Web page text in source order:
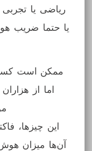
ریاضی یا
یا حتما ضریب
ممکن است کسی
اما از
این‌ چیزها،
آن‌ها میزان هوش